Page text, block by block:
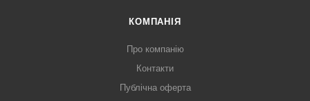
КОМПАНІЯ
Про компанію
Контакти
Публічна оферта